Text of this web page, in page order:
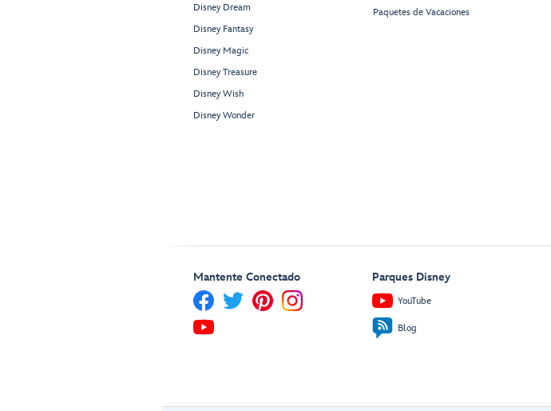
Disney Dream
Disney Fantasy
Disney Magic
Disney Treasure
Disney Wish
Disney Wonder
Paquetes de Vacaciones
Mantente Conectado Parques Disney
YouTube
Blog